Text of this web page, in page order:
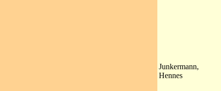
Junkermann,
Hennes